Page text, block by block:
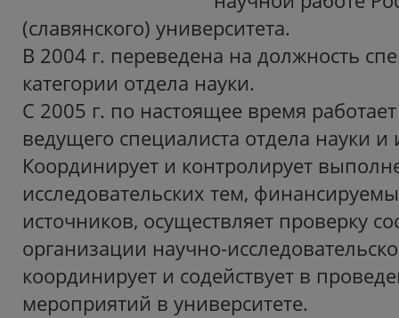
(славянского) университета.
В 2004 г. переведена на должность
категории отдела науки.
С 2005 г. по настоящее время
ведущего специалиста отдела науки
Координирует и контролирует
исследовательских тем,
источников, осуществляет проверку
организации научно-
координирует и содействует в
мероприятий в университете.